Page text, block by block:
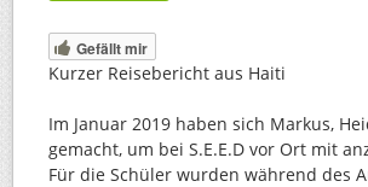
Gefällt mir
Kurzer Reisebericht aus Haiti
Im Januar 2019 haben sich Markus,
gemacht, um bei S.E.E.D vor Ort mit
Für die Schüler wurden während des